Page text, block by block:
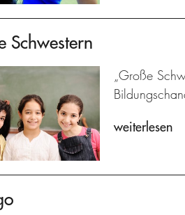
Schwestern
„Große
weiterlesen